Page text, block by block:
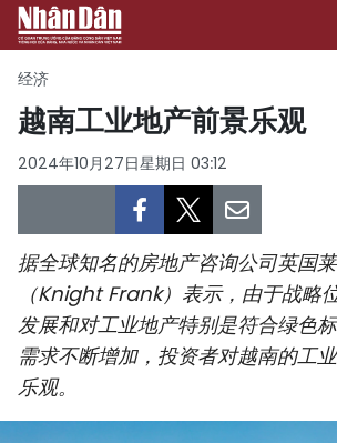
首页
政治
经济
社会
环保
文化
经济
越南工业地产前景乐观
2024年10月27日星期日 03:12
据全球知名的房地产咨询公司英国
（Knight Frank）表示，由于战略
发展和对工业地产特别是符合绿色
需求不断增加，投资者对越南的工
乐观。